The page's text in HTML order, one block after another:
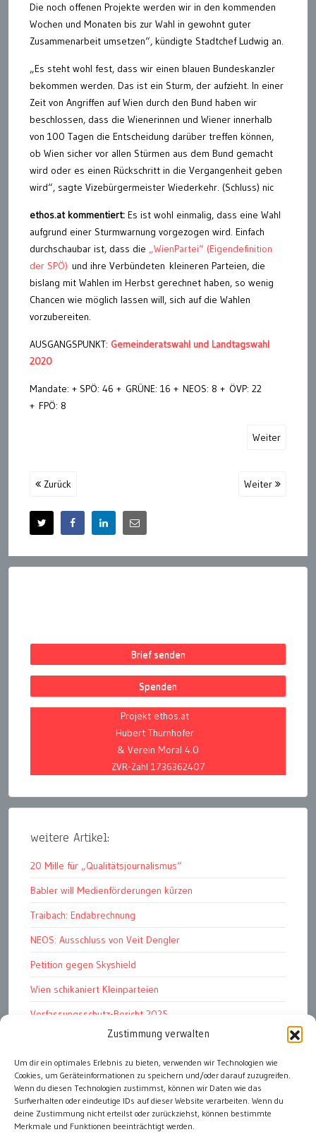
Zustimmung verwalten
Um dir ein optimales Erlebnis zu bieten, verwenden wir Technologien wie
Cookies, um Geräteinformationen zu speichern und/oder darauf zuzugreifen.
Wenn du diesen Technologien zustimmst, können wir Daten wie das
Surfverhalten oder eindeutige IDs auf dieser Website verarbeiten. Wenn du
deine Zustimmung nicht erteilst oder zurückziehst, können bestimmte
Merkmale und Funktionen beeinträchtigt werden.
Die noch offenen Projekte werden wir in den kommenden
Wochen und Monaten bis zur Wahl in gewohnt guter
Zusammenarbeit umsetzen“, kündigte Stadtchef Ludwig an.
„Es steht wohl fest, dass wir einen blauen Bundeskanzler
bekommen werden. Das ist ein Sturm, der aufzieht. In einer
Zeit von Angriffen auf Wien durch den Bund haben wir
beschlossen, dass die Wienerinnen und Wiener innerhalb
von 100 Tagen die Entscheidung darüber treffen können,
ob Wien sicher vor allen Stürmen aus dem Bund gemacht
wird oder es einen Rückschritt in die Vergangenheit geben
wird“, sagte Vizebürgermeister Wiederkehr. (Schluss) nic
ethos.at kommentiert: Es ist wohl einmalig, dass eine Wahl
aufgrund einer Sturmwarnung vorgezogen wird. Einfach
durchschaubar ist, dass die „WienPartei“ (Eigendefinition
der SPÖ) und ihre Verbündeten kleineren Parteien, die
bislang mit Wahlen im Herbst gerechnet haben, so wenig
Chancen wie möglich lassen will, sich auf die Wahlen
vorzubereiten.
AUSGANGSPUNKT: Gemeinderatswahl und Landtagswahl
2020
Mandate: + SPÖ: 46 + GRÜNE: 16 + NEOS: 8 + ÖVP: 22
+ FPÖ: 8
Weiter
Zurück Weiter
Brief senden
Spenden
Projekt ethos.at
Hubert Thurnhofer
& Verein Moral 4.0
ZVR-Zahl 1736362407
weitere Artikel:
20 Mille für „Qualitätsjournalismus“
Babler will Medienförderungen kürzen
Traibach: Endabrechnung
NEOS: Ausschluss von Veit Dengler
Petition gegen Skyshield
Wien schikaniert Kleinparteien
Verfassungsschutz-Bericht 2025
Ziel: endloser Krieg
110 statt 90 Mille Medienförderung
Strafen für „Integrations-Verweigerer“